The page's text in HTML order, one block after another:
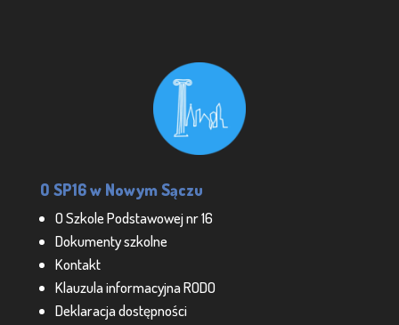
O SP16 w Nowym Sączu
O Szkole Podstawowej nr 16
Dokumenty szkolne
Kontakt
Klauzula informacyjna RODO
Deklaracja dostępności